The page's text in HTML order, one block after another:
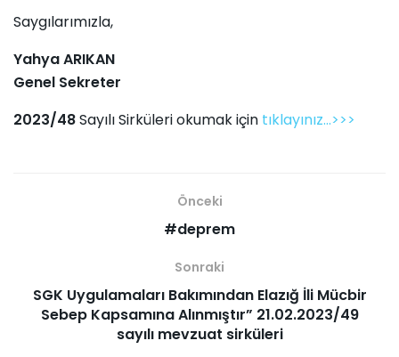
Saygılarımızla,
Yahya ARIKAN
Genel Sekreter
2023/48Sayılı Sirküleri okumak için tıklayınız...>>>
Önceki
#deprem
Sonraki
SGK Uygulamaları Bakımından Elazığ İli Mücbir
Sebep Kapsamına Alınmıştır” 21.02.2023/49
sayılı mevzuat sirküleri